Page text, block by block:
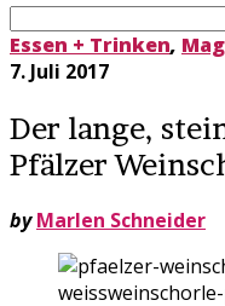
Search
for:
Essen + Trinken,
7. Juli 2017
Der lange,
Pfälzer
by Marlen Schneider